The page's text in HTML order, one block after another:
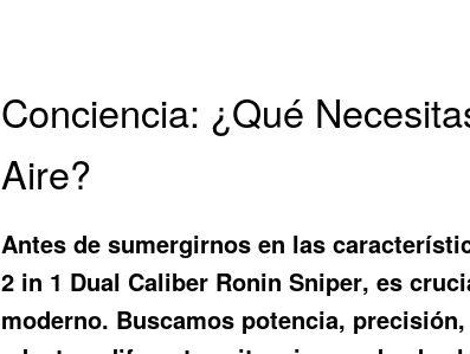
Conciencia: ¿Qué
Aire?
Antes de sumergirnos en las
2 in 1 Dual Caliber Ronin Sniper, es
moderno. Buscamos potencia,